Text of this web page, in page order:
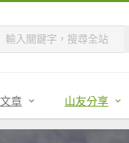
章 山友分享